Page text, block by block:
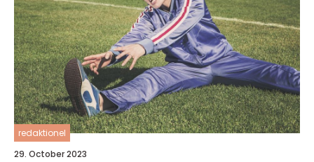
redaktionel
29. October 2023